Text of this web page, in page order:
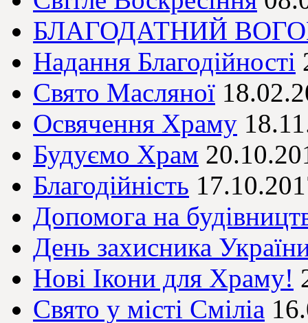
БЛАГОДАТНИЙ
Надання Благодійності
Свято Масляної
Освячення Храму
Будуємо Храм
Благодійність
Допомога на
День захисника
Нові Ікони для Храму!
Свято у місті Сміліа